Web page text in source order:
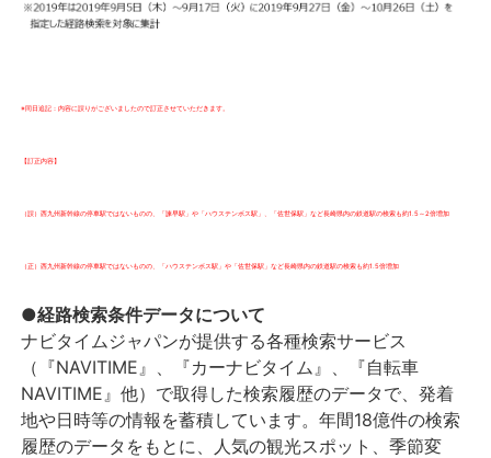
※同日追記：内容に誤りがございましたので訂正させていただきます。
【訂正内容】
（誤）西九州新幹線の停車駅ではないものの、「諫早駅」や「ハウステンボス駅」、「佐世保駅」など長崎県内の鉄道駅の検索も約1.5～2倍増加
（正）西九州新幹線の停車駅ではないものの、「ハウステンボス駅」や「佐世保駅」など長崎県内の鉄道駅の検索も約1.5倍増加
●経路検索条件データについて
ナビタイムジャパンが提供する各種検索サービス
（『NAVITIME』、『カーナビタイム』、『自転車
NAVITIME』他）で取得した検索履歴のデータで、発着
地や日時等の情報を蓄積しています。年間18億件の検索
履歴のデータをもとに、人気の観光スポット、季節変